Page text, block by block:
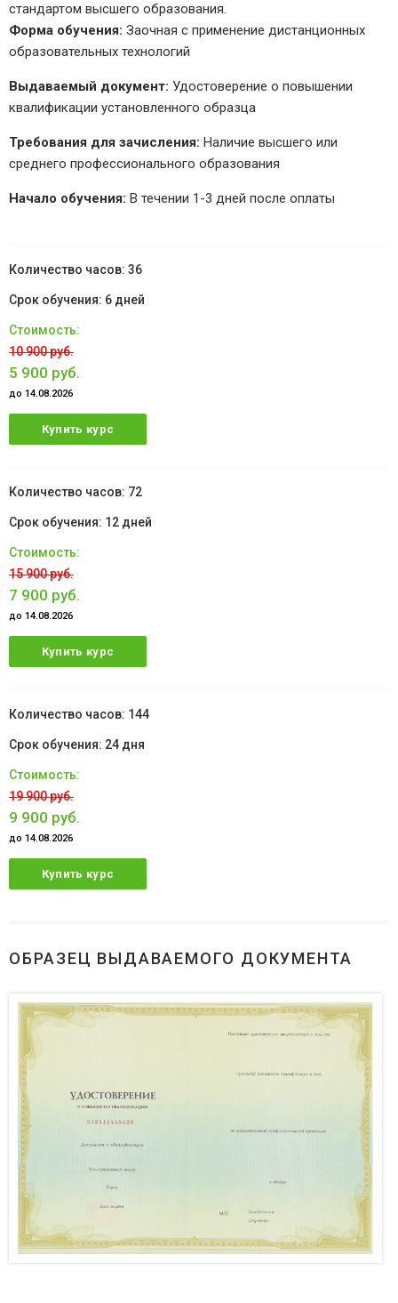
стандартом высшего образования.
Форма обучения: Заочная с применение дистанционных
образовательных технологий
Выдаваемый документ: Удостоверение о повышении
квалификации установленного образца
Требования для зачисления: Наличие высшего или
среднего профессионального образования
Начало обучения: В течении 1-3 дней после оплаты
36
6 дней
10 900 руб.
5 900 руб.
до 14.08.2026
Купить курс
72
12 дней
15 900 руб.
7 900 руб.
до 14.08.2026
Купить курс
144
24 дня
19 900 руб.
9 900 руб.
до 14.08.2026
Купить курс
ОБРАЗЕЦ ВЫДАВАЕМОГО ДОКУМЕНТА